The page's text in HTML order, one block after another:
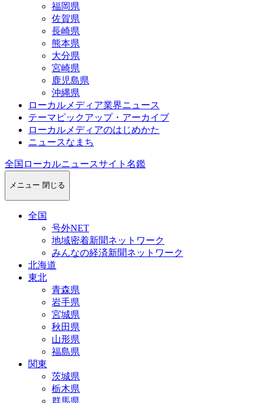
福岡県
佐賀県
長崎県
熊本県
大分県
宮崎県
鹿児島県
沖縄県
ローカルメディア業界ニュース
テーマピックアップ・アーカイブ
ローカルメディアのはじめかた
ニュースなまち
全国ローカルニュースサイト名鑑
メニュー 閉じる
全国
号外NET
地域密着新聞ネットワーク
みんなの経済新聞ネットワーク
北海道
東北
青森県
岩手県
宮城県
秋田県
山形県
福島県
関東
茨城県
栃木県
群馬県